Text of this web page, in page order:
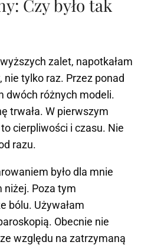
Czy było tak
zalet, napotkałam
nie tylko raz. Przez ponad
dwóch różnych modeli.
trwała. W pierwszym
cierpliwości i czasu. Nie
razu.
było dla mnie
niżej. Poza tym
bólu. Używałam
Obecnie nie
względu na zatrzymaną